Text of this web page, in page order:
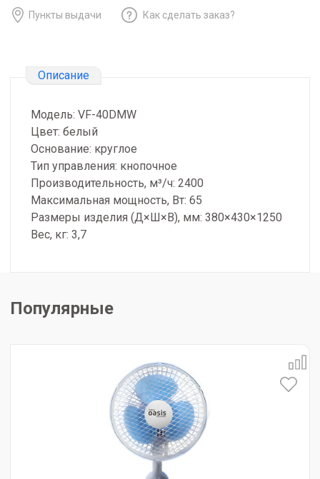
Пункты выдачи Как сделать заказ?
Описание
Модель: VF-40DMW
Цвет: белый
Основание: круглое
Тип управления: кнопочное
Производительность, м³/ч: 2400
Максимальная мощность, Вт: 65
Размеры изделия (Д×Ш×В), мм: 380×430×1250
Вес, кг: 3,7
Популярные